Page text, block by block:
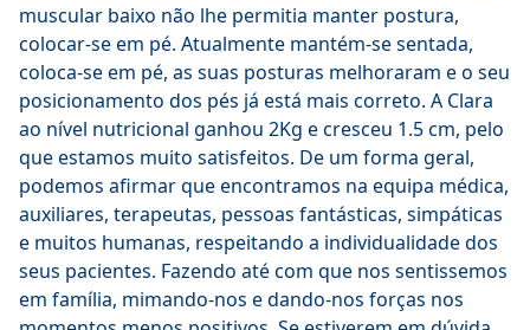
muscular baixo não lhe permitia manter postura,
colocar-se em pé. Atualmente mantém-se sentada,
coloca-se em pé, as suas posturas melhoraram e o seu
posicionamento dos pés já está mais correto. A Clara
ao nível nutricional ganhou 2Kg e cresceu 1.5 cm, pelo
que estamos muito satisfeitos. De um forma geral,
podemos afirmar que encontramos na equipa médica,
auxiliares, terapeutas, pessoas fantásticas, simpáticas
e muitos humanas, respeitando a individualidade dos
seus pacientes. Fazendo até com que nos sentissemos
em família, mimando-nos e dando-nos forças nos